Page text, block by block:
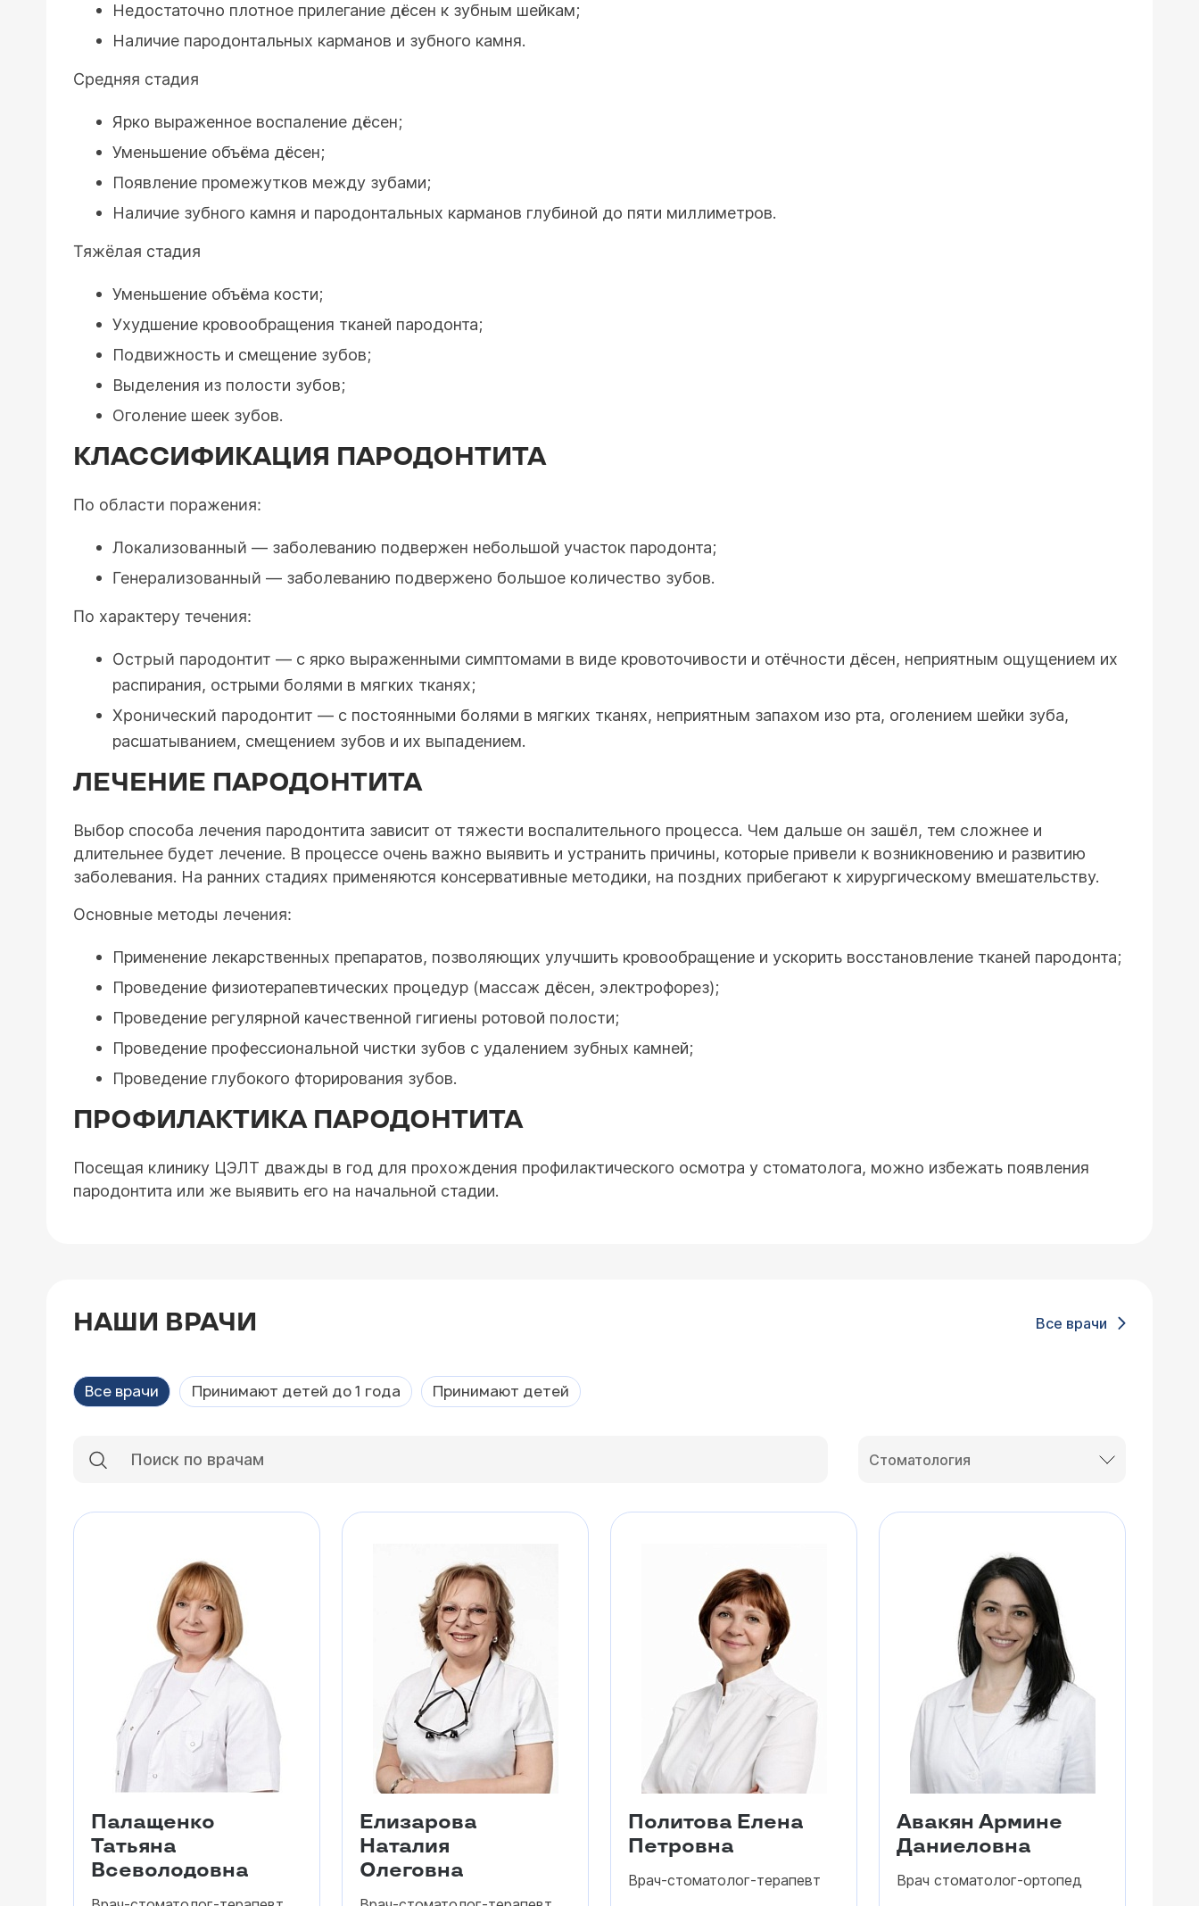
Недостаточно плотное прилегание дёсен к зубным шейкам;
Наличие пародонтальных карманов и зубного камня.
Средняя стадия
Ярко выраженное воспаление дёсен;
Уменьшение объёма дёсен;
Появление промежутков между зубами;
Наличие зубного камня и пародонтальных карманов глубиной до пяти миллиметров.
Тяжёлая стадия
Уменьшение объёма кости;
Ухудшение кровообращения тканей пародонта;
Подвижность и смещение зубов;
Выделения из полости зубов;
Оголение шеек зубов.
КЛАССИФИКАЦИЯ ПАРОДОНТИТА
По области поражения:
Локализованный — заболеванию подвержен небольшой участок пародонта;
Генерализованный — заболеванию подвержено большое количество зубов.
По характеру течения:
Острый пародонтит — с ярко выраженными симптомами в виде кровоточивости и отёчности дёсен, неприятным ощущением их
распирания, острыми болями в мягких тканях;
Хронический пародонтит — с постоянными болями в мягких тканях, неприятным запахом изо рта, оголением шейки зуба,
расшатыванием, смещением зубов и их выпадением.
ЛЕЧЕНИЕ ПАРОДОНТИТА
Выбор способа лечения пародонтита зависит от тяжести воспалительного процесса. Чем дальше он зашёл, тем сложнее и
длительнее будет лечение. В процессе очень важно выявить и устранить причины, которые привели к возникновению и развитию
заболевания. На ранних стадиях применяются консервативные методики, на поздних прибегают к хирургическому вмешательству.
Основные методы лечения:
Применение лекарственных препаратов, позволяющих улучшить кровообращение и ускорить восстановление тканей пародонта;
Проведение физиотерапевтических процедур (массаж дёсен, электрофорез);
Проведение регулярной качественной гигиены ротовой полости;
Проведение профессиональной чистки зубов с удалением зубных камней;
Проведение глубокого фторирования зубов.
ПРОФИЛАКТИКА ПАРОДОНТИТА
Посещая клинику ЦЭЛТ дважды в год для прохождения профилактического осмотра у стоматолога, можно избежать появления
пародонтита или же выявить его на начальной стадии.
НАШИ ВРАЧИ Все врачи
Все врачи Принимают детей до 1 года Принимают детей
Стоматология
Палащенко
Татьяна
Всеволодовна
Елизарова
Наталия
Олеговна
Политова Елена
Петровна
Врач-стоматолог-терапевт
Авакян Армине
Даниеловна
Врач стоматолог-ортопед